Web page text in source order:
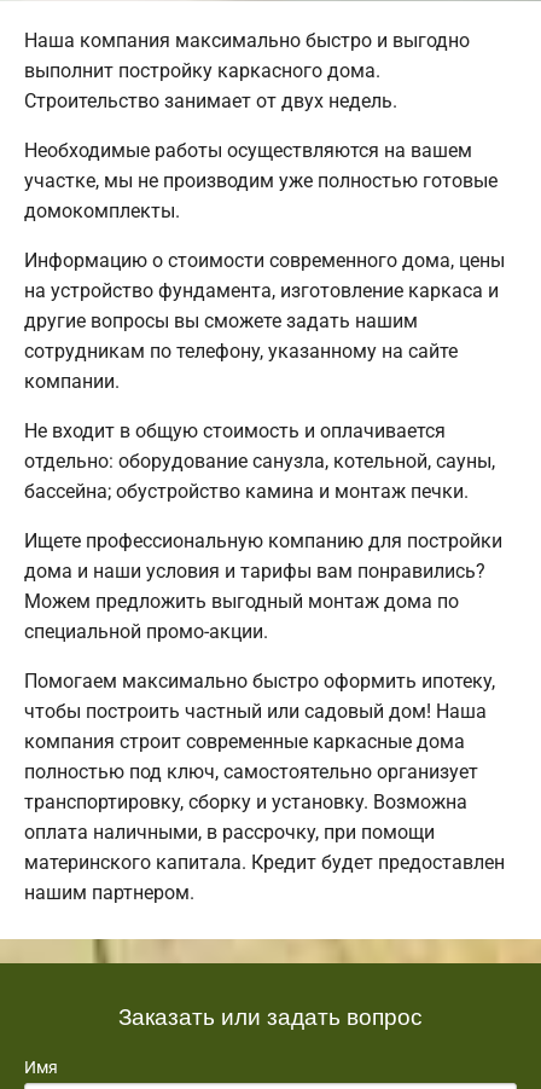
Наша компания максимально быстро и выгодно
выполнит постройку каркасного дома.
Строительство занимает от двух недель.
Необходимые работы осуществляются на вашем
участке, мы не производим уже полностью готовые
домокомплекты.
Информацию о стоимости современного дома, цены
на устройство фундамента, изготовление каркаса и
другие вопросы вы сможете задать нашим
сотрудникам по телефону, указанному на сайте
компании.
Не входит в общую стоимость и оплачивается
отдельно: оборудование санузла, котельной, сауны,
бассейна; обустройство камина и монтаж печки.
Ищете профессиональную компанию для постройки
дома и наши условия и тарифы вам понравились?
Можем предложить выгодный монтаж дома по
специальной промо-акции.
Помогаем максимально быстро оформить ипотеку,
чтобы построить частный или садовый дом! Наша
компания строит современные каркасные дома
полностью под ключ, самостоятельно организует
транспортировку, сборку и установку. Возможна
оплата наличными, в рассрочку, при помощи
материнского капитала. Кредит будет предоставлен
нашим партнером.
Заказать или задать вопрос
Имя